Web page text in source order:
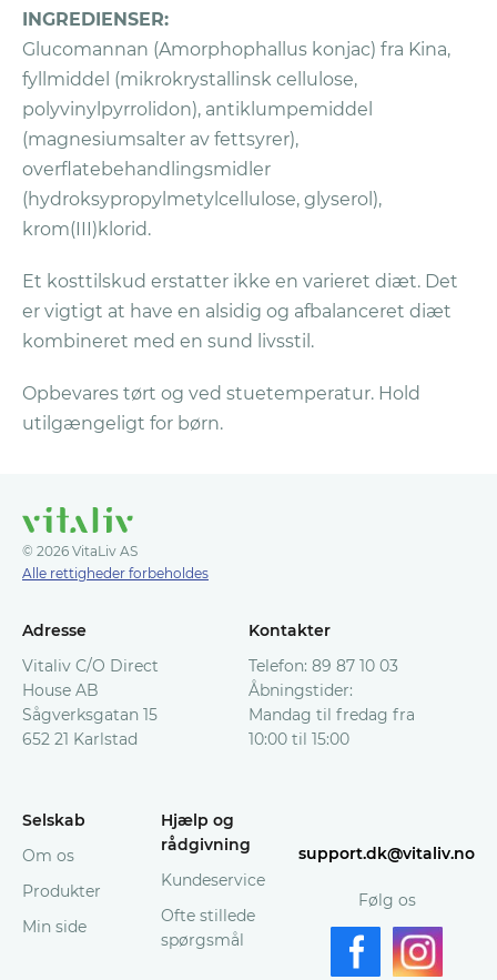
periode. Som regel varer den periode
mellem 3-6 måneder, men for nogle
personer kan det måske endda tage
længere tid.
For at fremsætte et krav:
Sørg for, at du har fulgt alleGarantireglerne
Udfyld og returnér
Authorization (RMA) nummer med e-mail,
og dit produktabonnement bliver
samtidigt annulleret.
sammen (hvis disse er blevet leveret) plus
ubrugt produkt.
Vitaliv AS, Postboks U248, SE-202 29
Malmö, Sverige (Sverige, Danmark,
Finland).
inden for 10 dage efter, at de har modtaget
din pakke, hvis du har fulgt alle reglerne.Du
vil få tilsendt en Bekræftelse på
at kontakte vores kundeservice på
kundeservice@vitaliv.no
INGREDIENSER:
Glucomannan (Amorphophallus konjac) fra Kina,
fyllmiddel (mikrokrystallinsk cellulose,
polyvinylpyrrolidon), antiklumpemiddel
(magnesiumsalter av fettsyrer),
overflatebehandlingsmidler
(hydroksypropylmetylcellulose, glyserol),
krom(III)klorid.
Et kosttilskud erstatter ikke en varieret diæt. Det
er vigtigt at have en alsidig og afbalanceret diæt
kombineret med en sund livsstil.
Opbevares tørt og ved stuetemperatur. Hold
utilgængeligt for børn.
© 2026 VitaLiv AS
Alle rettigheder forbeholdes
Adresse
Vitaliv C/O Direct
House AB
Sågverksgatan 15
652 21 Karlstad
Kontakter
Telefon: 89 87 10 03
Åbningstider:
Mandag til fredag fra
10:00 til 15:00
Selskab
Om os
Produkter
Min side
Hjælp og
rådgivning
Kundeservice
Ofte stillede
spørgsmål
support.dk@vitaliv.no
Følg os